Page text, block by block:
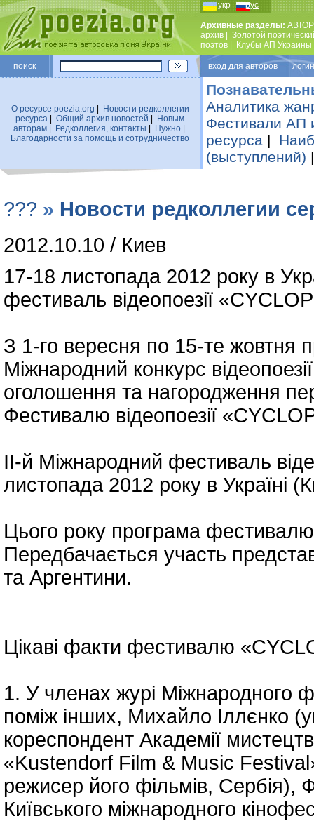
укр рус
Архивные разделы:
архив
Золотой
поэтов
Клубы АП Украины
поиск вход для авторов
О ресурсе poezia.org
Новости редколлегии
ресурса
Общий архив новостей
Новым
авторам| Редколлегия, контакты Нужно|
Благодарности за помощь и сотрудничество
Аналитика
Фестивали АП
ресурса |
(выступлений)
??? » Новости редколлегии
2012.10.10 / Киев
17-18 листопада 2012 року в
фестиваль відеопоезії
З 1-го вересня по 15-те жовтня
Міжнародний конкурс
оголошення та нагородження
Фестивалю відеопоезії
II-й Міжнародний фестиваль
листопада 2012 року в Україні
Цього року програма
Передбачається участь
та Аргентини.
Цікаві факти фестивалю
1. У членах журі Міжнародного
поміж інших, Михайло Іллєнко
кореспондент Академії
«Kustendorf Film & Music
режисер його фільмів, Сербія),
Київського міжнародного